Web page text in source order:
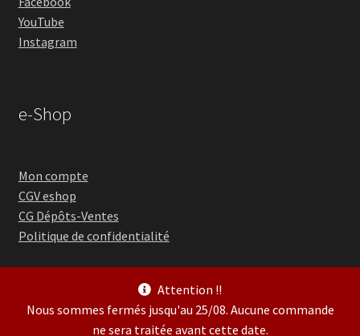
Attention !!
Nous sommes fermés jusqu'au 25/08. Aucune commande
ne sera traitée avant cette date.
YouTube
Instagram
e-Shop
Mon compte
CGV eshop
CG Dépôts-Ventes
Politique de confidentialité